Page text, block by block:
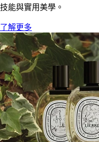
技能與實用美學。
了解更多